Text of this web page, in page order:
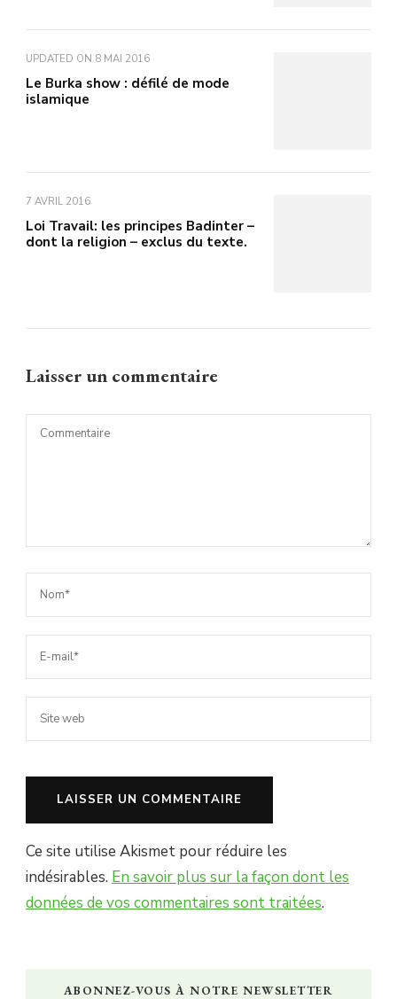
UPDATED ON 8 MAI 2016
Le Burka show : défilé de mode
islamique
7 AVRIL 2016
Loi Travail: les principes Badinter –
dont la religion – exclus du texte.
Laisser un commentaire
Ce site utilise Akismet pour réduire les
indésirables. En savoir plus sur la façon dont les
données de vos commentaires sont traitées.
ABONNEZ-VOUS À NOTRE NEWSLETTER